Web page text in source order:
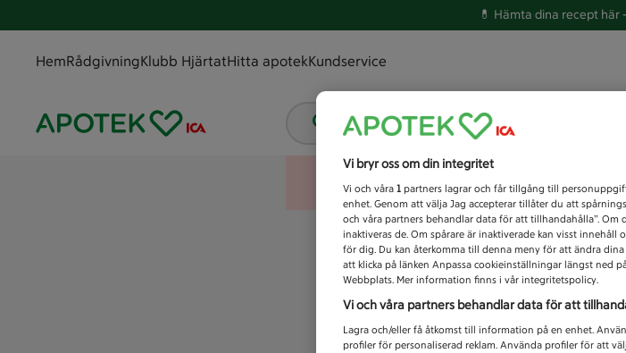
💊 Hämta dina recept här -
HemRådgivningKlubb HjärtatHitta apotekKundservice
Vad letar du efter idag?
Vi bryr oss om din integritet
Vi och våra 1 partners lagrar och får tillgång till
enhet. Genom att välja Jag accepterar tillåter du att
och våra partners behandlar data för att tillhandahålla”. Om
inaktiveras de. Om spårare är inaktiverade kan visst innehåll
för dig. Du kan återkomma till denna meny för att ändra
att klicka på länken Anpassa cookieinställningar längst ned
Webbplats. Mer information finns i vår integritetspolicy.
Vi och våra partners behandlar data för att
Lagra och/eller få åtkomst till information på en enhet.
profiler för personaliserad reklam. Använda profiler för att